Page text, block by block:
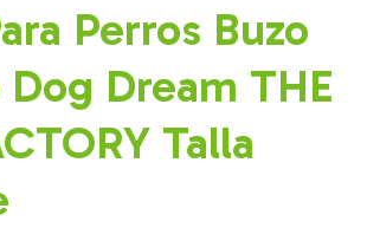
Perros Buzo
Dream THE
Talla